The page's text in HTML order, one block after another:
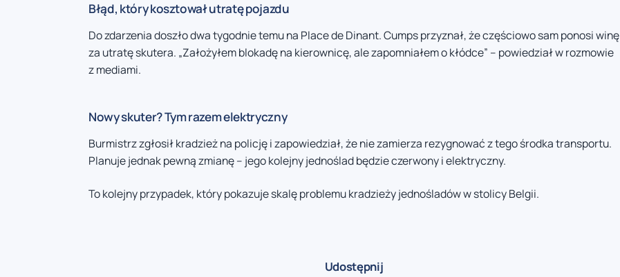
Błąd, który kosztował utratę pojazdu
Do zdarzenia doszło dwa tygodnie temu na Place de Dinant. Cumps przyznał, że częściowo sam ponosi winę
za utratę skutera. „Założyłem blokadę na kierownicę, ale zapomniałem o kłódce” – powiedział w rozmowie
z mediami.
Nowy skuter? Tym razem elektryczny
Burmistrz zgłosił kradzież na policję i zapowiedział, że nie zamierza rezygnować z tego środka transportu.
Planuje jednak pewną zmianę – jego kolejny jednoślad będzie czerwony i elektryczny.
To kolejny przypadek, który pokazuje skalę problemu kradzieży jednośladów w stolicy Belgii.
Udostępnij